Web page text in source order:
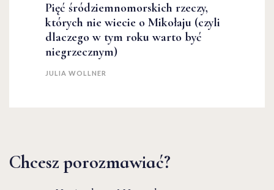
Pięć śródziemnomorskich rzeczy,
których nie wiecie o Mikołaju (czyli
dlaczego w tym roku warto być
niegrzecznym)
JULIA WOLLNER
Chcesz porozmawiać?